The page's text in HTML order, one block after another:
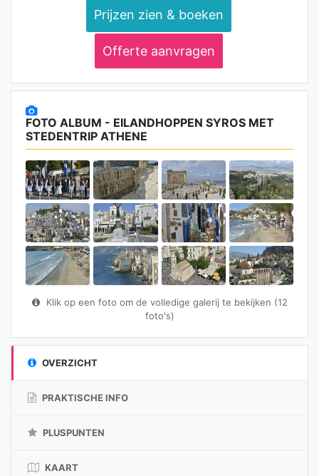
Prijzen zien & boeken
Offerte aanvragen
FOTO ALBUM - EILANDHOPPEN SYROS MET
STEDENTRIP ATHENE
Klik op een foto om de volledige galerij te bekijken (12
foto's)
OVERZICHT
PRAKTISCHE INFO
PLUSPUNTEN
KAART